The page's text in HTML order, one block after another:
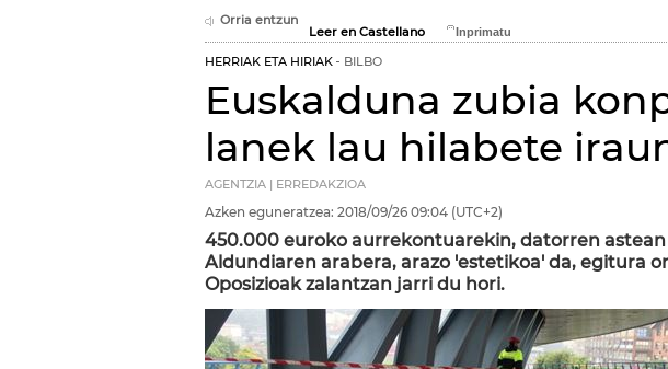
Orria entzun
Leer en Castellano
HERRIAK ETA HIRIAK BILBO
Euskalduna zubia
lanek lau hilabete
AGENTZIA | ERREDAKZIOA
Azken eguneratzea: 2018/09/26 09:04 (UTC+2)
450.000 euroko aurrekontuarekin, datorren
Aldundiaren arabera, arazo 'estetikoa' da, egitura
Oposizioak zalantzan jarri du hori.